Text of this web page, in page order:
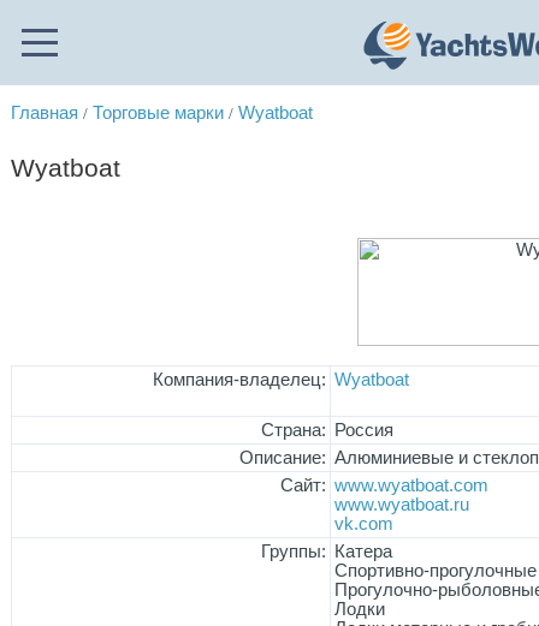
Главная / Торговые марки / Wyatboat
Wyatboat
Компания-владелец: Wyatboat
Страна:
Россия
Описание: Алюминиевые и
Сайт: www.wyatboat.com
www.wyatboat.ru
vk.com
Группы:
Катера
Спортивно-прогулочные
Прогулочно-
Лодки